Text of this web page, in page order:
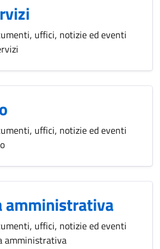
uffici, notizie ed eventi
uffici, notizie ed eventi
amministrativa
uffici, notizie ed eventi
amministrativa